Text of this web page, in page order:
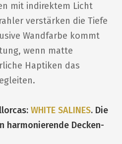
mit indirektem Licht
verstärken die Tiefe
Wandfarbe kommt
wenn matte
Haptiken das
WHITE SALINES. Die
harmonierende Decken-